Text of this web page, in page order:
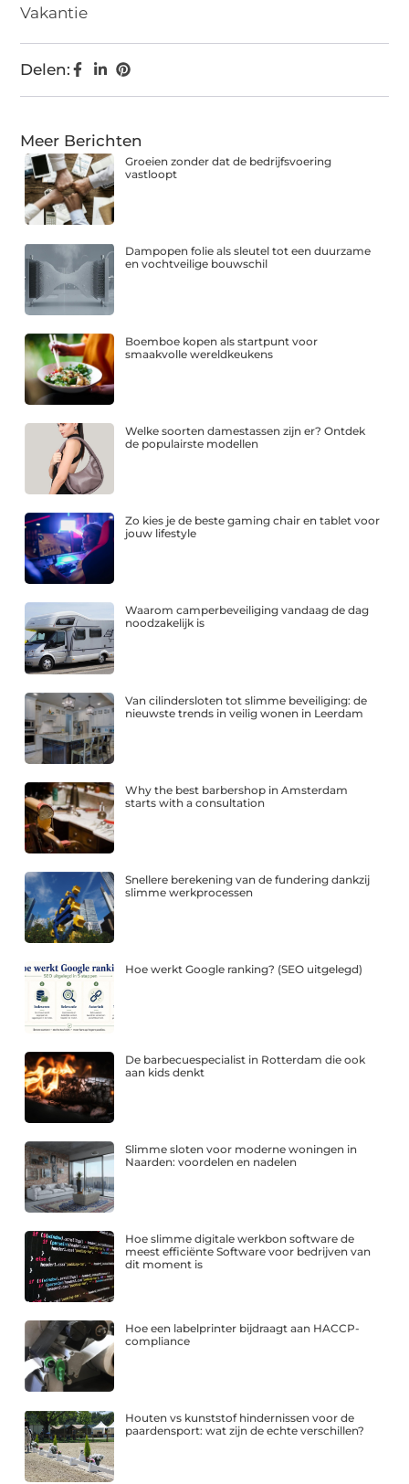
Vakantie
Delen:
Meer Berichten
Groeien zonder dat de bedrijfsvoering
vastloopt
Dampopen folie als sleutel tot een duurzame
en vochtveilige bouwschil
Boemboe kopen als startpunt voor
smaakvolle wereldkeukens
Welke soorten damestassen zijn er? Ontdek
de populairste modellen
Zo kies je de beste gaming chair en tablet voor
jouw lifestyle
Waarom camperbeveiliging vandaag de dag
noodzakelijk is
Van cilindersloten tot slimme beveiliging: de
nieuwste trends in veilig wonen in Leerdam
Why the best barbershop in Amsterdam
starts with a consultation
Snellere berekening van de fundering dankzij
slimme werkprocessen
Hoe werkt Google ranking? (SEO uitgelegd)
De barbecuespecialist in Rotterdam die ook
aan kids denkt
Slimme sloten voor moderne woningen in
Naarden: voordelen en nadelen
Hoe slimme digitale werkbon software de
meest efficiënte Software voor bedrijven van
dit moment is
Hoe een labelprinter bijdraagt aan HACCP-
compliance
Houten vs kunststof hindernissen voor de
paardensport: wat zijn de echte verschillen?